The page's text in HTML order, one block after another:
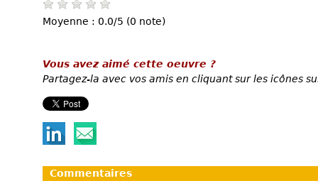
Moyenne : 0.0/5 (0 note)
Vous avez aimé cette oeuvre ?
Partagez-la avec vos amis en cliquant sur les icônes
Commentaires